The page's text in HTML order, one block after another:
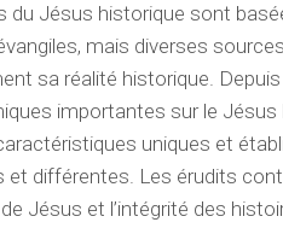
du Jésus historique sont
mais diverses
sa réalité historique.
importantes sur le Jésus
uniques et
et différentes. Les érudits
Jésus et l’intégrité des